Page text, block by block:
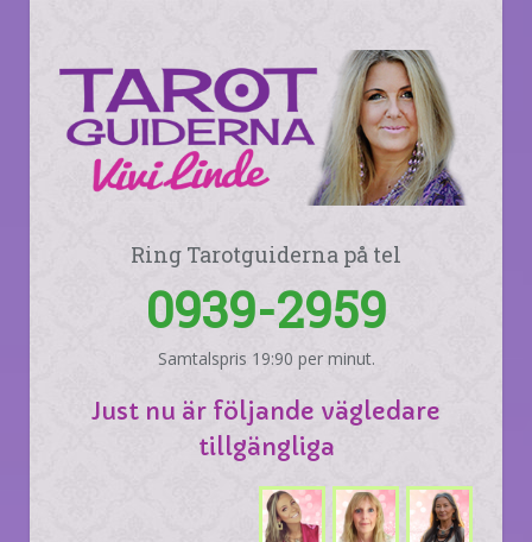
Ring Tarotguiderna på tel
0939-2959
Samtalspris 19:90 per minut.
Just nu är följande vägledare
tillgängliga